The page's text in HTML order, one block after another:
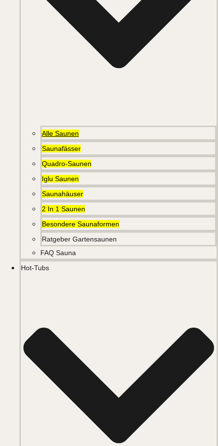
Alle Saunen
Saunafässer
Quadro-Saunen
Iglu Saunen
Saunahäuser
2 In 1 Saunen
Besondere Saunaformen
Ratgeber Gartensaunen
FAQ Sauna
Hot-Tubs